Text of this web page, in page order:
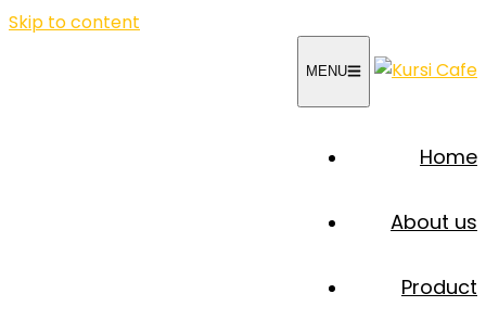
Skip to content
MENU
Home
About us
Product